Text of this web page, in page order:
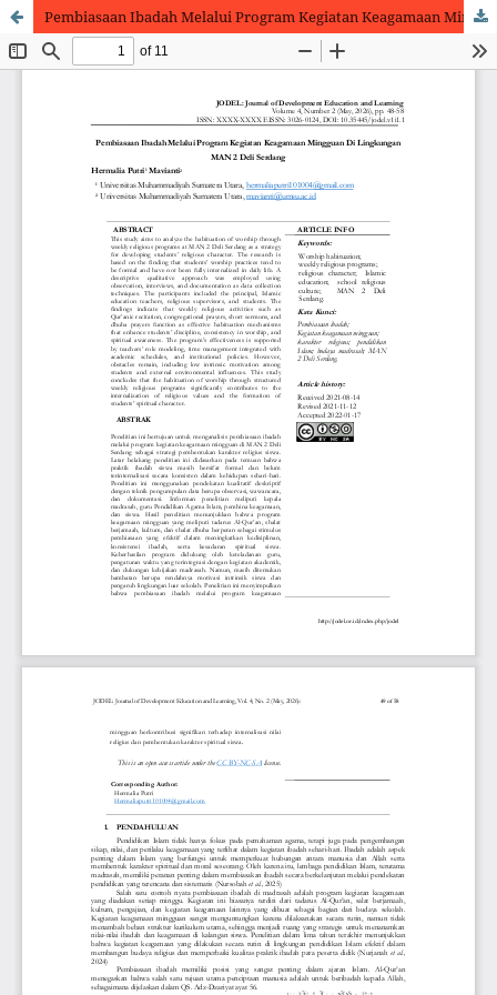
Pembiasaan Ibadah Melalui Program Kegiatan Keagamaan Mingguan Di Lingkungan MAN 2 Deli Serdang